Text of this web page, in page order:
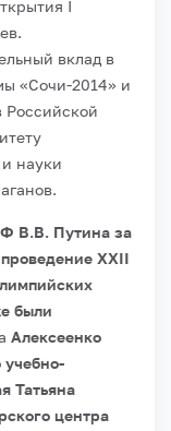
I
вклад в
«Сочи-2014» и
Российской
науки
В.В. Путина за
XXII
были
Алексеенко
Татьяна
центра